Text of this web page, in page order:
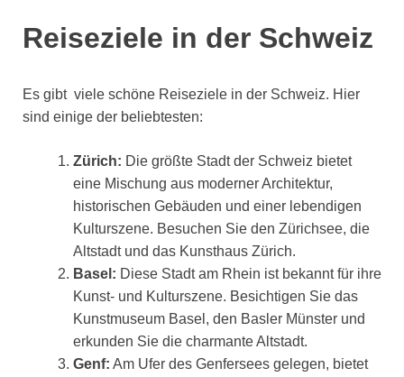
Reiseziele in der Schweiz
Es gibt viele schöne Reiseziele in der Schweiz. Hier
sind einige der beliebtesten:
Zürich: Die größte Stadt der Schweiz bietet
eine Mischung aus moderner Architektur,
historischen Gebäuden und einer lebendigen
Kulturszene. Besuchen Sie den Zürichsee, die
Altstadt und das Kunsthaus Zürich.
Basel: Diese Stadt am Rhein ist bekannt für ihre
Kunst- und Kulturszene. Besichtigen Sie das
Kunstmuseum Basel, den Basler Münster und
erkunden Sie die charmante Altstadt.
Genf: Am Ufer des Genfersees gelegen, bietet